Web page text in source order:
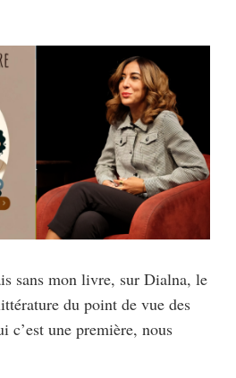
sans mon livre, sur Dialna, le
du point de vue des
c’est une première, nous